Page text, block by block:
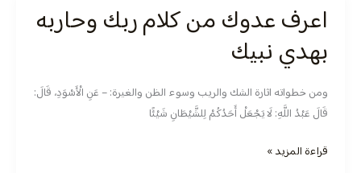
اعرف عدوك من كلام ربك وحاربه
بهدي نبيك
ومن خطواته اثارة الشك والريب وسوء الظن والغيرة: – عَنِ الْأَسْوَدِ، قَالَ:
قَالَ عَبْدُ اللَّهِ: لَا يَجْعَلْ أَحَدُكُمْ لِلشَّيْطَانِ شَيْئًا
اعرف
عدوك
من
ربك
وحاربه
بهدي
نبيك
قراءة المزيد »